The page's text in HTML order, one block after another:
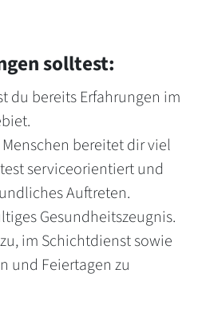
solltest:
du bereits Erfahrungen im
bereitet dir viel
serviceorientiert und
Auftreten.
Gesundheitszeugnis.
im Schichtdienst sowie
und Feiertagen zu